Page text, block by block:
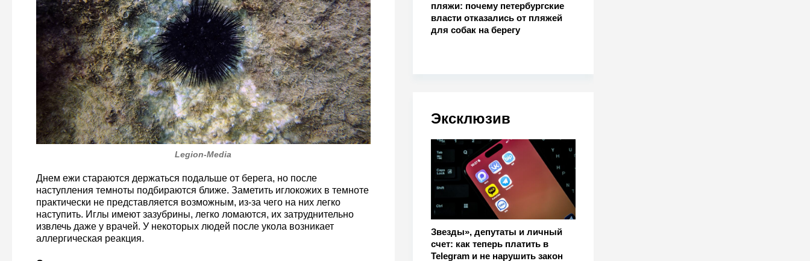
пляжи: почему петербургские
власти отказались от пляжей
для собак на берегу
Эксклюзив
Звезды», депутаты и личный
счет: как теперь платить в
Telegram и не нарушить закон
Legion-Media
Днем ежи стараются держаться подальше от берега, но после
наступления темноты подбираются ближе. Заметить иглокожих в темноте
практически не представляется возможным, из-за чего на них легко
наступить. Иглы имеют зазубрины, легко ломаются, их затруднительно
извлечь даже у врачей. У некоторых людей после укола возникает
аллергическая реакция.